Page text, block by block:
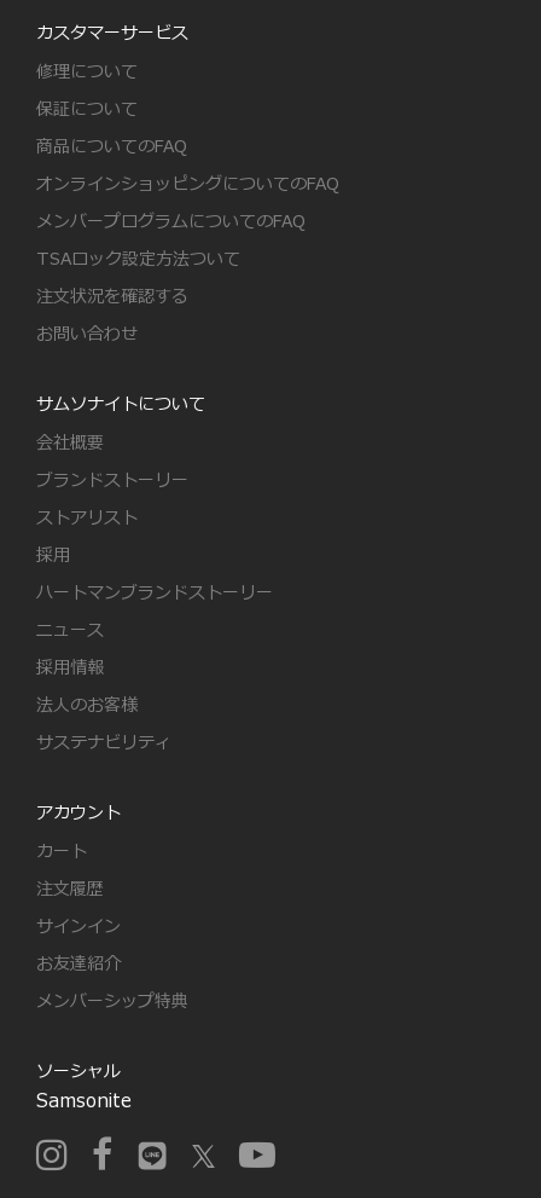
カスタマーサービス
修理について
保証について
商品についてのFAQ
オンラインショッピングについてのFAQ
メンバープログラムについてのFAQ
TSAロック設定方法ついて
注文状況を確認する
お問い合わせ
サムソナイトについて
会社概要
ブランドストーリー
ストアリスト
採用
ハートマンブランドストーリー
ニュース
採用情報
法人のお客様
サステナビリティ
アカウント
カート
注文履歴
サインイン
お友達紹介
メンバーシップ特典
ソーシャル
Samsonite